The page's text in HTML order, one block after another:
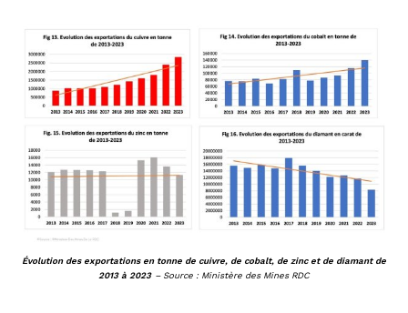
Évolution des exportations en tonne de cuivre, de cobalt, de zinc et de diamant de
2013 à 2023 – Source : Ministère des Mines RDC